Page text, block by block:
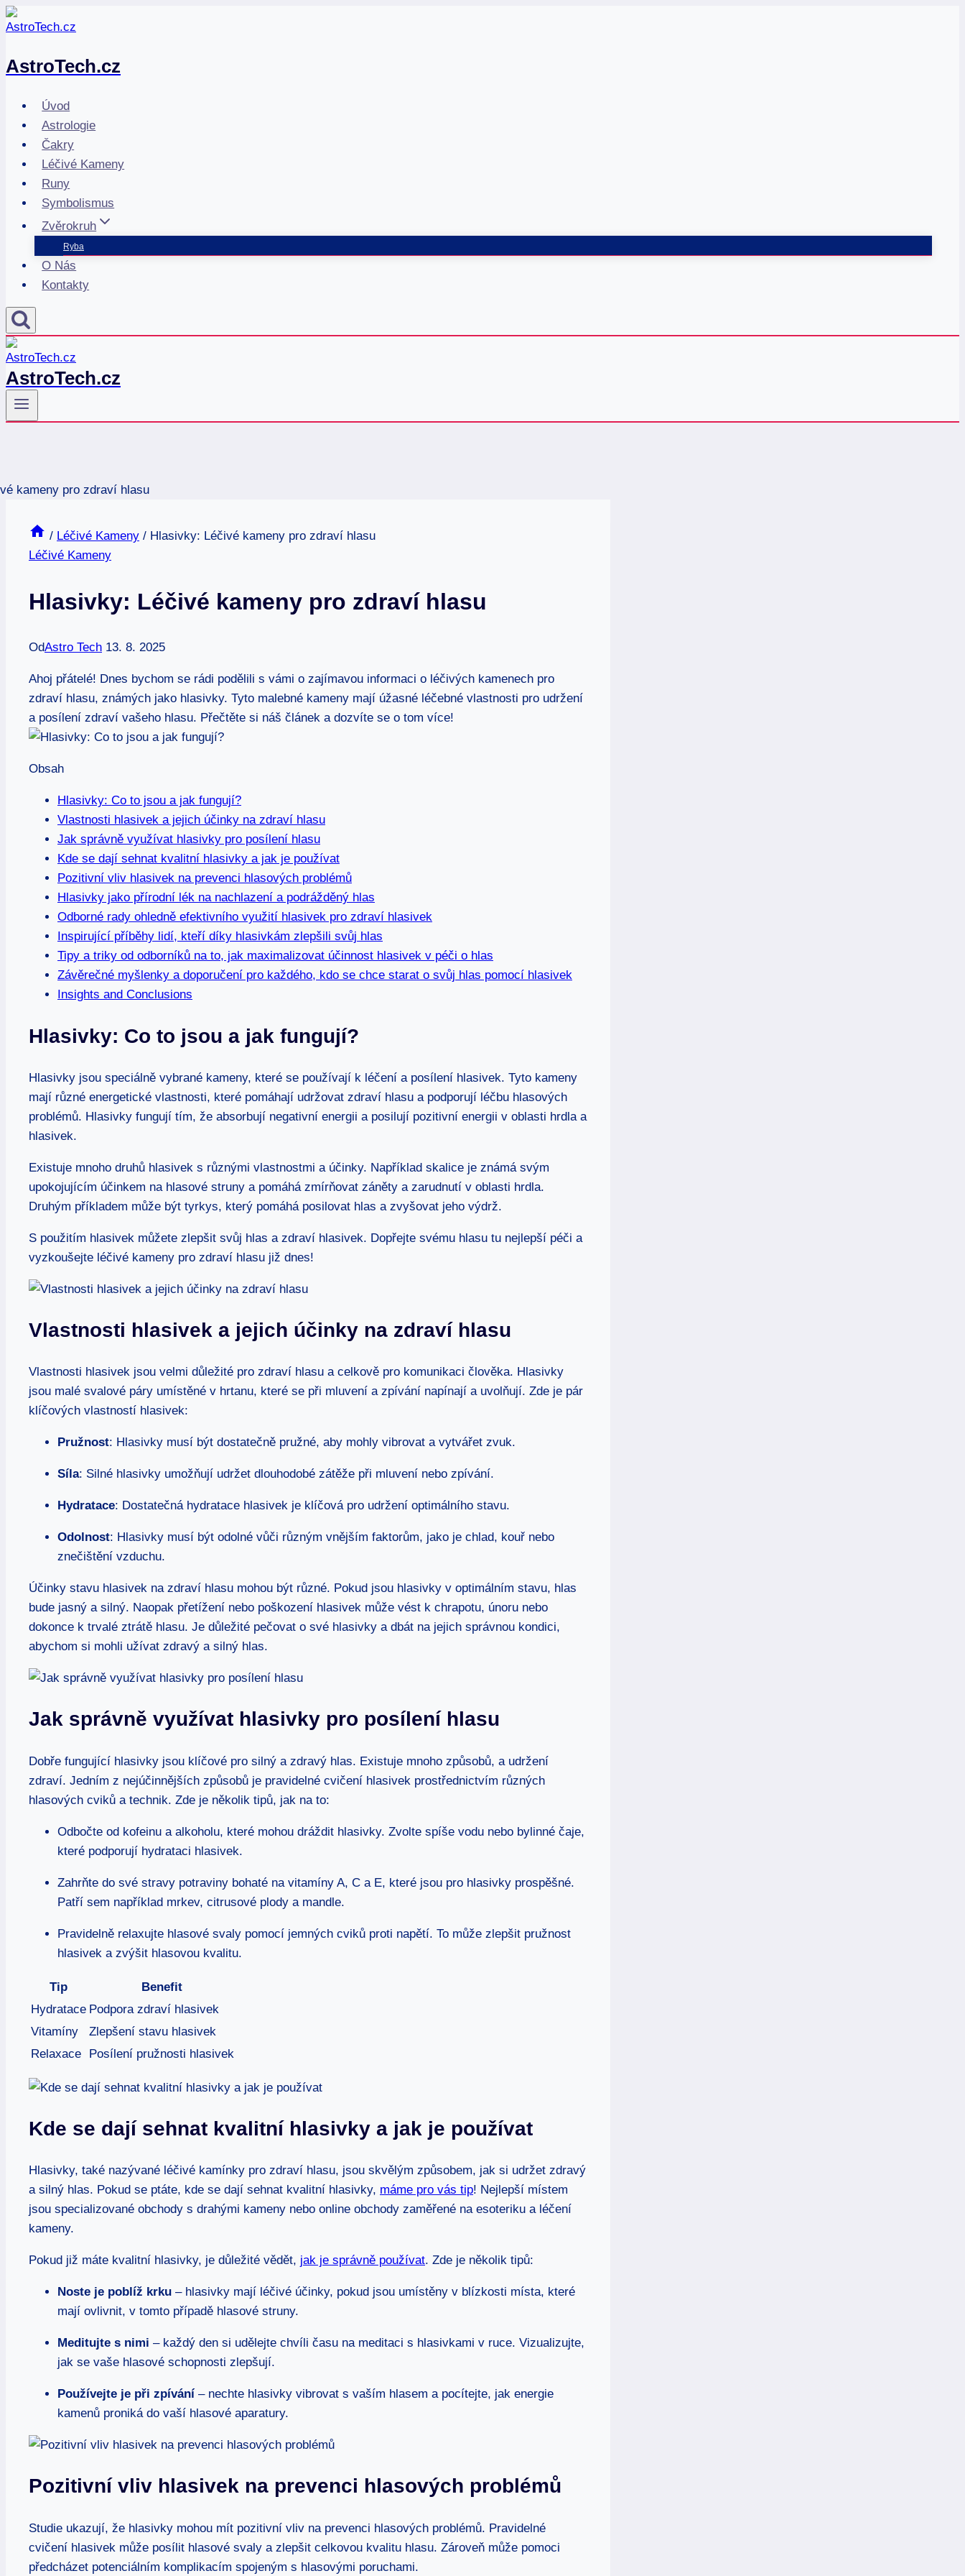
Přeskočit
na
AstroTech.cz
Úvod
Astrologie
Čakry
Léčivé Kameny
Runy
Symbolismus
Zvěrokruh
Ryba
O Nás
Kontakty
AstroTech.cz
/ Léčivé Kameny / Hlasivky: Léčivé kameny pro zdraví hlasu
Léčivé Kameny
Hlasivky: Léčivé kameny pro zdraví hlasu
OdAstro Tech 13. 8. 2025
Ahoj přátelé! Dnes bychom se rádi podělili s vámi o zajímavou informaci o léčivých kamenech pro
zdraví hlasu, známých jako hlasivky. Tyto malebné kameny mají úžasné léčebné vlastnosti pro udržení
a posílení zdraví vašeho hlasu. Přečtěte si náš článek a dozvíte se o tom více!
Obsah
Hlasivky: Co to jsou a jak fungují?
Vlastnosti hlasivek a jejich účinky na zdraví hlasu
Jak správně využívat hlasivky pro posílení hlasu
Kde se dají sehnat kvalitní hlasivky a jak je používat
Pozitivní vliv hlasivek na prevenci hlasových problémů
Hlasivky jako přírodní lék na nachlazení a podrážděný hlas
Odborné rady ohledně efektivního využití hlasivek pro zdraví hlasivek
Inspirující příběhy lidí, kteří díky hlasivkám zlepšili svůj hlas
Tipy a triky od odborníků na to, jak maximalizovat účinnost hlasivek v péči o hlas
Závěrečné myšlenky a doporučení pro každého, kdo se chce starat o svůj hlas pomocí hlasivek
Insights and Conclusions
Hlasivky: Co to jsou a jak fungují?
Hlasivky jsou speciálně vybrané kameny, které se používají k léčení a posílení hlasivek. Tyto kameny
mají různé energetické vlastnosti, které pomáhají udržovat zdraví hlasu a podporují léčbu hlasových
problémů. Hlasivky fungují tím, že absorbují negativní energii a posilují pozitivní energii v oblasti hrdla a
hlasivek.
Existuje mnoho druhů hlasivek s různými vlastnostmi a účinky. Například skalice je známá svým
upokojujícím účinkem na hlasové struny a pomáhá zmírňovat záněty a zarudnutí v oblasti hrdla.
Druhým příkladem může být tyrkys, který pomáhá posilovat hlas a zvyšovat jeho výdrž.
S použitím hlasivek můžete zlepšit svůj hlas a zdraví hlasivek. Dopřejte svému hlasu tu nejlepší péči a
vyzkoušejte léčivé kameny pro zdraví hlasu již dnes!
Vlastnosti hlasivek a jejich účinky na zdraví hlasu
Vlastnosti hlasivek jsou velmi důležité pro zdraví hlasu a celkově pro komunikaci člověka. Hlasivky
jsou malé svalové páry umístěné v hrtanu, které se při mluvení a zpívání napínají a uvolňují. Zde je pár
klíčových vlastností hlasivek:
Pružnost: Hlasivky musí být dostatečně pružné, aby mohly vibrovat a vytvářet zvuk.
Síla: Silné hlasivky umožňují udržet dlouhodobé zátěže při mluvení nebo zpívání.
Hydratace: Dostatečná hydratace hlasivek je klíčová pro udržení optimálního stavu.
Odolnost: Hlasivky musí být odolné vůči různým vnějším faktorům, jako je chlad, kouř nebo
znečištění vzduchu.
Účinky stavu hlasivek na zdraví hlasu mohou být různé. Pokud jsou hlasivky v optimálním stavu, hlas
bude jasný a silný. Naopak přetížení nebo poškození hlasivek může vést k chrapotu, únoru nebo
dokonce k trvalé ztrátě hlasu. Je důležité pečovat o své hlasivky a dbát na jejich správnou kondici,
abychom si mohli užívat zdravý a silný hlas.
Jak správně využívat hlasivky pro posílení hlasu
Dobře fungující hlasivky jsou klíčové pro silný a zdravý hlas. Existuje mnoho způsobů, a udržení
zdraví. Jedním z nejúčinnějších způsobů je pravidelné cvičení hlasivek prostřednictvím různých
hlasových cviků a technik. Zde je několik tipů, jak na to:
Odbočte od kofeinu a alkoholu, které mohou dráždit hlasivky. Zvolte spíše vodu nebo bylinné čaje,
které podporují hydrataci hlasivek.
Zahrňte do své stravy potraviny bohaté na vitamíny A, C a E, které jsou pro hlasivky prospěšné.
Patří sem například mrkev, citrusové plody a mandle.
Pravidelně relaxujte hlasové svaly pomocí jemných cviků proti napětí. To může zlepšit pružnost
hlasivek a zvýšit hlasovou kvalitu.
Tip
Benefit
Hydratace Podpora zdraví hlasivek
Vitamíny
Zlepšení stavu hlasivek
Relaxace
Posílení pružnosti hlasivek
Kde se dají sehnat kvalitní hlasivky a jak je používat
Hlasivky, také nazývané léčivé kamínky pro zdraví hlasu, jsou skvělým způsobem, jak si udržet zdravý
a silný hlas. Pokud se ptáte, kde se dají sehnat kvalitní hlasivky, máme pro vás tip! Nejlepší místem
jsou specializované obchody s drahými kameny nebo online obchody zaměřené na esoteriku a léčení
kameny.
Pokud již máte kvalitní hlasivky, je důležité vědět, jak je správně používat. Zde je několik tipů:
Noste je poblíž krku – hlasivky mají léčivé účinky, pokud jsou umístěny v blízkosti místa, které
mají ovlivnit, v tomto případě hlasové struny.
Meditujte s nimi – každý den si udělejte chvíli času na meditaci s hlasivkami v ruce. Vizualizujte,
jak se vaše hlasové schopnosti zlepšují.
Používejte je při zpívání – nechte hlasivky vibrovat s vaším hlasem a pocítejte, jak energie
kamenů proniká do vaší hlasové aparatury.
Pozitivní vliv hlasivek na prevenci hlasových problémů
Studie ukazují, že hlasivky mohou mít pozitivní vliv na prevenci hlasových problémů. Pravidelné
cvičení hlasivek může posílit hlasové svaly a zlepšit celkovou kvalitu hlasu. Zároveň může pomoci
předcházet potenciálním komplikacím spojeným s hlasovými poruchami.